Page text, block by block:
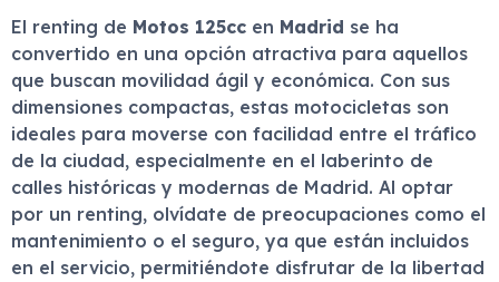
El renting de Motos 125cc en Madrid se ha
convertido en una opción atractiva para aquellos
que buscan movilidad ágil y económica. Con sus
dimensiones compactas, estas motocicletas son
ideales para moverse con facilidad entre el tráfico
de la ciudad, especialmente en el laberinto de
calles históricas y modernas de Madrid. Al optar
por un renting, olvídate de preocupaciones como el
mantenimiento o el seguro, ya que están incluidos
en el servicio, permitiéndote disfrutar de la libertad